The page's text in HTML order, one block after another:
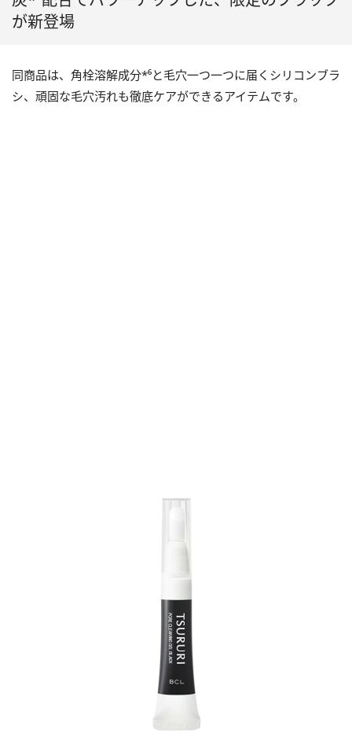
が新登場
同商品は、角栓溶解成分*⁶と毛穴一つ一つに届くシリコンブラ
シ、頑固な毛穴汚れも徹底ケアができるアイテムです。